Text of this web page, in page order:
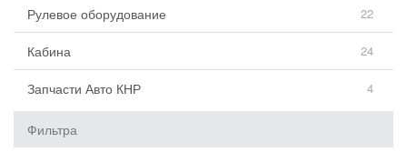
Рулевое оборудование 22
Кабина 24
Запчасти Авто КНР 4
Фильтра